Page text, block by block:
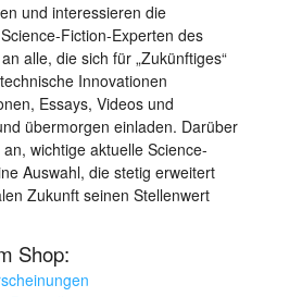
und interessieren die
Fiction-Experten des
alle, die sich für „Zukünftiges“
Innovationen
Essays, Videos und
übermorgen einladen. Darüber
wichtige aktuelle Science-
Auswahl, die stetig erweitert
Zukunft seinen Stellenwert
Shop: